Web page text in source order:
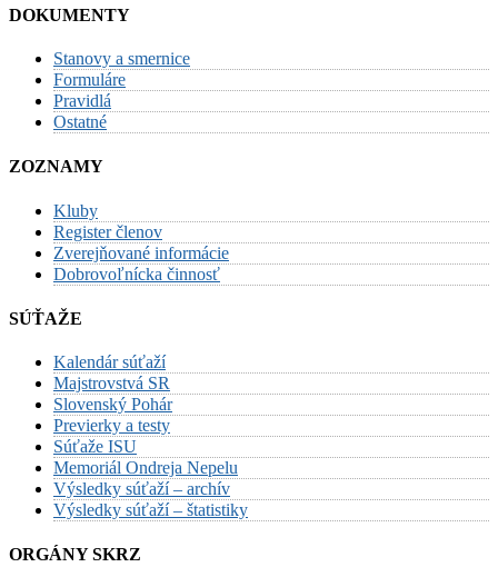
DOKUMENTY
Stanovy a smernice
Formuláre
Pravidlá
Ostatné
ZOZNAMY
Kluby
Register členov
Zverejňované informácie
Dobrovoľnícka činnosť
SÚŤAŽE
Kalendár súťaží
Majstrovstvá SR
Slovenský Pohár
Previerky a testy
Súťaže ISU
Memoriál Ondreja Nepelu
Výsledky súťaží – archív
Výsledky súťaží – štatistiky
ORGÁNY SKRZ